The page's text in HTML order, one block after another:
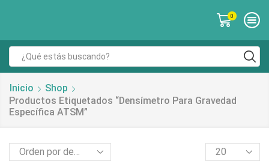
0
Inicio
Shop
Productos Etiquetados “densímetro Para Gravedad
Específica ATSM”